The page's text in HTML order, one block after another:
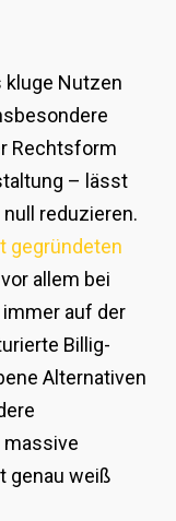
kluge Nutzen
Rechtsform
– lässt
reduzieren.
gegründeten
allem bei
auf der
Billig-
Alternativen
genau weiß